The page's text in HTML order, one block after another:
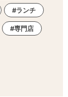
ランチ
専門店